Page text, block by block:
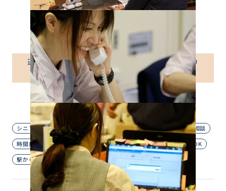
介護付有料老人ホーム パート社員
送迎や清掃のお仕事☆パート社員 ※運転業務あり
※
普通運転免許があればOK！
≪時給1,295円～≫
シニア歓迎 ブランクOK 主婦歓迎 定年なし
日数応相談
時間応相談
未経験OK 経験者優遇
自転車・バイク通勤OK
駅から徒歩圏内